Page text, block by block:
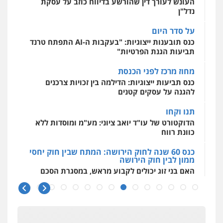
0544500346
טיפול בהתמכרויות שירותים מקצועיים
לעורכי דין
עו"ד ד"ר אבי שקד
0544385337
איתי חקירות – שירותים לעורכי דין
חקירות פרטיות חקירות כלכליות חקירות
אישות
איתורים
0537865001
תביעות הגנת הפרטיות"
מחוז מרכז לפני הכנסת
כנס תביעות ייצוגיות: הדילמה בין זכויות צרכנים
להגנה על עסקים קטנים
תנו וקחו
הדוקטורט של עו"ד יואב ציוני: מע"מ ומוסדות ללא
כוונת רווח
כנס 60 שנה לחוק הירושה: המתח שבין חוק יחסי
ממון לבין חוק הירושה
האם בני זוג יכולים לקבוע מראש, במסגרת הסכם
כנס 60 שנה לחוק הירושה
ראשי הכנס מדגישים את המהפכה הטכנולגית